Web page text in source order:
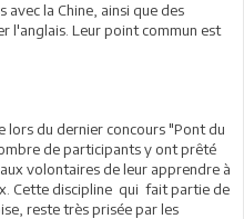
la Chine, ainsi que des
l'anglais. Leur point commun est
lors du dernier concours "Pont du
de participants y ont prêté
volontaires de leur apprendre à
Cette discipline qui fait partie de
reste très prisée par les